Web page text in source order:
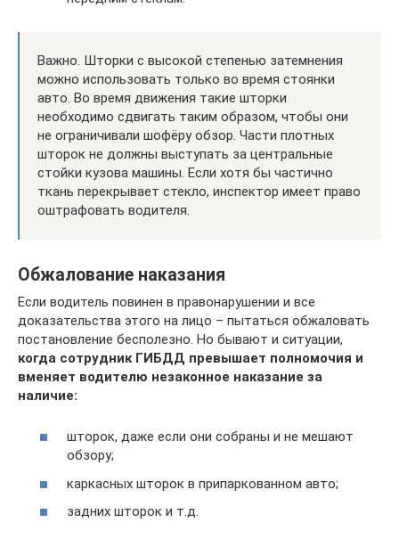
Важно. Шторки с высокой степенью затемнения
можно использовать только во время стоянки
авто. Во время движения такие шторки
необходимо сдвигать таким образом, чтобы они
не ограничивали шофёру обзор. Части плотных
шторок не должны выступать за центральные
стойки кузова машины. Если хотя бы частично
ткань перекрывает стекло, инспектор имеет право
оштрафовать водителя.
Обжалование наказания
Если водитель повинен в правонарушении и все
доказательства этого на лицо – пытаться обжаловать
постановление бесполезно. Но бывают и ситуации,
когда сотрудник ГИБДД превышает полномочия и
вменяет водителю незаконное наказание за
наличие:
шторок, даже если они собраны и не мешают
обзору;
каркасных шторок в припаркованном авто;
задних шторок и т.д.